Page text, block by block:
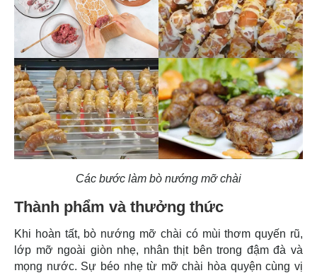
Các bước làm bò nướng mỡ chài
Thành phẩm và thưởng thức
Khi hoàn tất, bò nướng mỡ chài có mùi thơm quyến rũ,
lớp mỡ ngoài giòn nhẹ, nhân thịt bên trong đậm đà và
mọng nước. Sự béo nhẹ từ mỡ chài hòa quyện cùng vị